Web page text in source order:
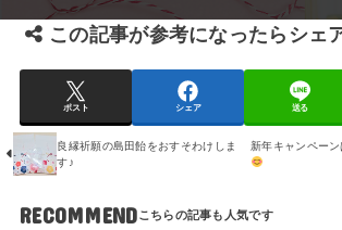
この記事が参考になったらシェ
ポスト シェア 送る
良縁祈願の島田飴をおすそわけしま
す♪
新年キャンペー
RECOMMEND